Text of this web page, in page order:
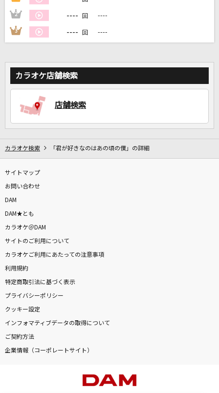
2 ---- 回 ----
3 ---- 回 ----
カラオケ店舗検索
店舗検索
カラオケ検索 「君が好きなのはあの頃の僕」の詳細
サイトマップ
お問い合わせ
DAM
DAM★とも
カラオケ＠DAM
サイトのご利用について
カラオケご利用にあたっての注意事項
利用規約
特定商取引法に基づく表示
プライバシーポリシー
クッキー設定
インフォマティブデータの取得について
ご契約方法
企業情報（コーポレートサイト）